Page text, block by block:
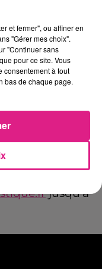
air
! En solo,
énigmes et
créé sur
14h et 14h30
la Feinte
jusqu’à
et fermer", ou affiner en
"Gérer mes choix".
"Continuer sans
pour ce site. Vous
consentement à tout
bas de chaque page.